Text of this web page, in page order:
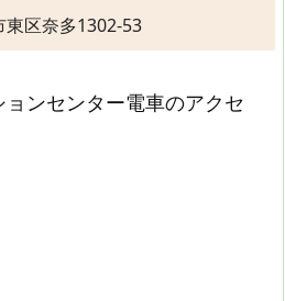
東区奈多1302-53
ンセンター電車のアクセ